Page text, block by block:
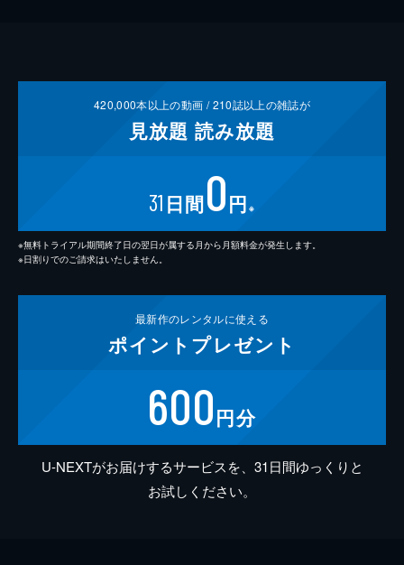
420,000本以上の動画 /210誌以上の雑誌が
見放題 読み放題
31 日間0円 ※
※無料トライアル期間終了日の翌日が属する月から月額料金が発生します。
※日割りでのご請求はいたしません。
最新作のレンタルに使える
ポイント プレゼント
600円分
U-NEXTがお届けするサービスを、31日間ゆっくりと
お試しください。